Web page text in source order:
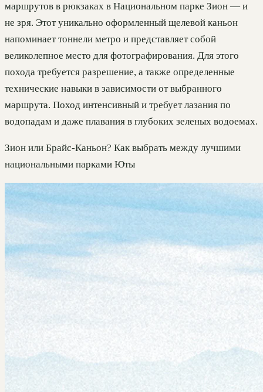
маршрутов в рюкзаках в Национальном парке Зион — и
не зря. Этот уникально оформленный щелевой каньон
напоминает тоннели метро и представляет собой
великолепное место для фотографирования. Для этого
похода требуется разрешение, а также определенные
технические навыки в зависимости от выбранного
маршрута. Поход интенсивный и требует лазания по
водопадам и даже плавания в глубоких зеленых водоемах.
Зион или Брайс-Каньон? Как выбрать между лучшими
национальными парками Юты